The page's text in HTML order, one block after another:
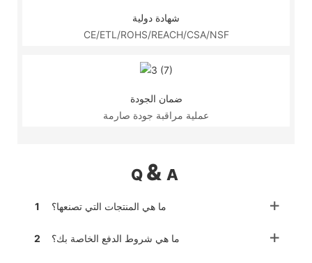
شهادة دولية
CE/ETL/ROHS/REACH/CSA/NSF
ضمان الجودة
عملية مراقبة جودة صارمة
Q & A
1 ما هي المنتجات التي تصنعها؟
2 ما هي شروط الدفع الخاصة بك؟